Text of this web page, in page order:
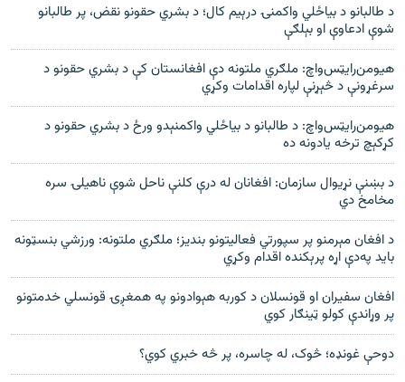
د طالبانو د بياځلي واکمنۍ درېيم کال؛ د بشري حقونو نقض، پر طالبانو
شوې ادعاوې او بېلګې
هيومن‌رايټس‌واچ: ملګري ملتونه دې افغانستان کې د بشري حقونو د
سرغړونې د څېړنې لپاره اقدامات وکړي
هيومن‌رايټس‌واچ: د طالبانو د بياځلي واکمنېدو ورځ د بشري حقونو د
کړکېچ ترخه يادونه ده
د بښنې نړيوال سازمان: افغانان له درې کلنې ناحل شوې ناهيلۍ سره
مخامخ دي
د افغان مېرمنو پر سپورتي فعاليتونو بنديز؛ ملګري ملتونه: ورزشي بنسټونه
بايد په‌دې اړه پرېکنده اقدام وکړي
افغان سفیران او قونسلان د کوربه هېوادونو په همغږۍ قونسلي خدمتونو
پر وړاندې کولو ټینګار کوي
دوحې غونډه؛ څوک، له چاسره، پر څه خبري کوي؟